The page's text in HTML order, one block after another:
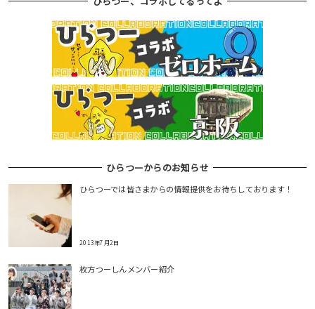
ひらつーからのお知らせ
ひらつーでは皆さまからの情報提供をお待ちしております！
2013年7月2日
枚方つーしんメンバー紹介